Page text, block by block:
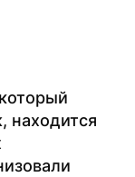
находится